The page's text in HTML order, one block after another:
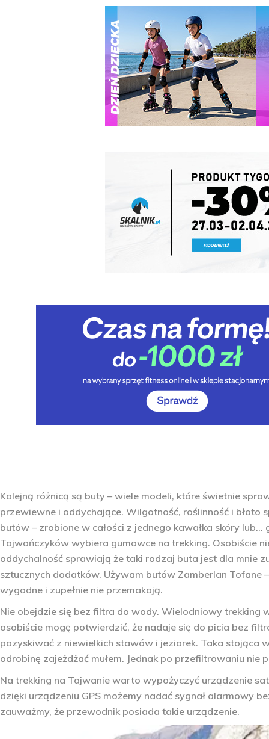
Kolejną różnicą są buty – wiele modeli, które świetnie
przewiewne i oddychające. Wilgotność, roślinność i
butów – zrobione w całości z jednego kawałka skóry
Tajwańczyków wybiera gumowce na trekking. Osobiście
oddychalność sprawiają że taki rodzaj buta jest dla mnie
sztucznych dodatków. Używam butów Zamberlan Tofane
wygodne i zupełnie nie przemakają.
Nie obejdzie się bez filtra do wody. Wielodniowy
osobiście mogę potwierdzić, że nadaje się do picia bez
pozyskiwać z niewielkich stawów i jeziorek. Taka
odrobinę zajeżdżać mułem. Jednak po przefiltrowaniu
Na trekking na Tajwanie warto wypożyczyć urządzenie
dzięki urządzeniu GPS możemy nadać sygnał alarmowy
zauważmy, że przewodnik posiada takie urządzenie.